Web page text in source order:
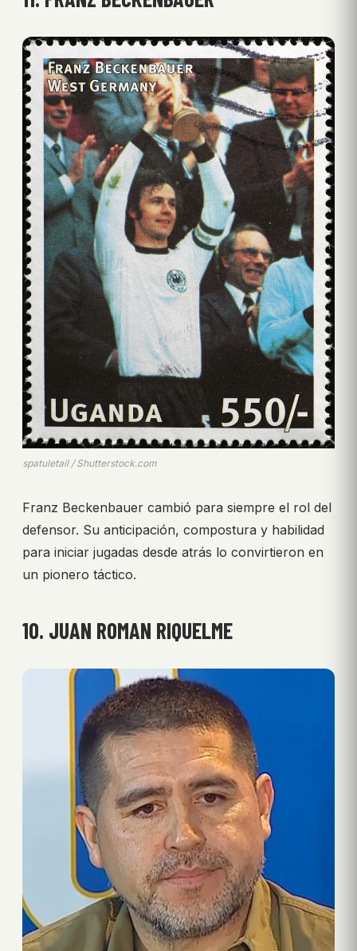
spatuletail / Shutterstock.com
Franz Beckenbauer cambió para siempre el rol del
defensor. Su anticipación, compostura y habilidad
para iniciar jugadas desde atrás lo convirtieron en
un pionero táctico.
10. JUAN ROMAN RIQUELME